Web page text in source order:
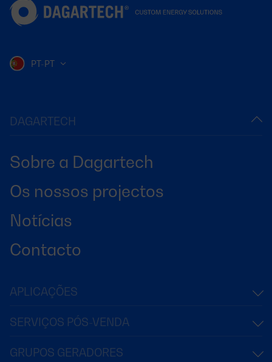
DAGARTECH
Sobre a Dagartech
Os nossos projectos
Notícias
Contacto
PT-PT
APLICAÇÕES
SERVIÇOS PÓS-VENDA
GRUPOS GERADORES